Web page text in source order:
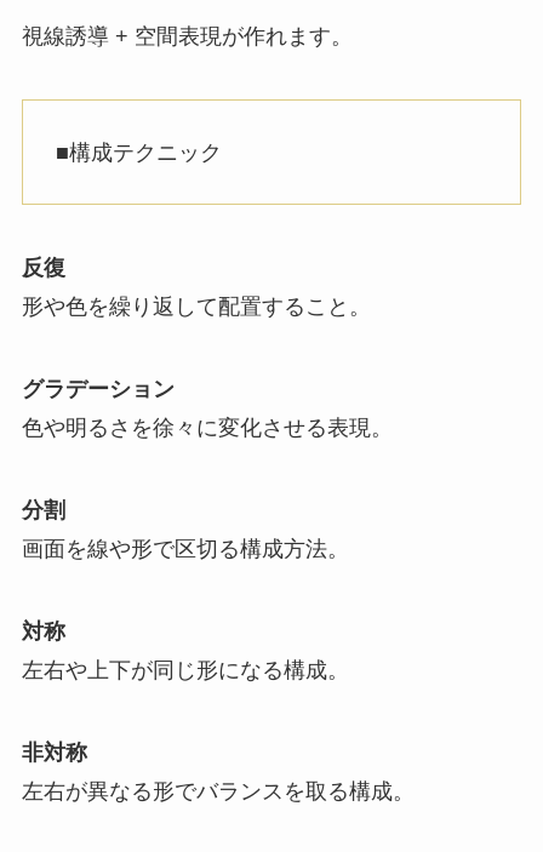
視線誘導 + 空間表現が作れます。
■構成テクニック
反復
形や色を繰り返して配置すること。
グラデーション
色や明るさを徐々に変化させる表現。
分割
画面を線や形で区切る構成方法。
対称
左右や上下が同じ形になる構成。
非対称
左右が異なる形でバランスを取る構成。